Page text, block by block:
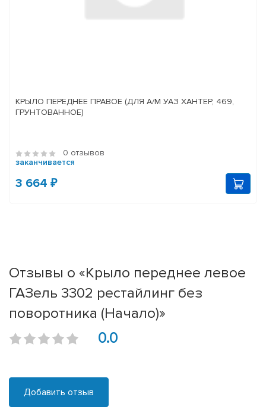
КРЫЛО ПЕРЕДНЕЕ ПРАВОЕ (ДЛЯ А/М УАЗ ХАНТЕР, 469,
ГРУНТОВАННОЕ)
0 отзывов
заканчивается
3 664 ₽
Отзывы о «Крыло переднее левое
ГАЗель 3302 рестайлинг без
поворотника (Начало)»
0.0
Добавить отзыв